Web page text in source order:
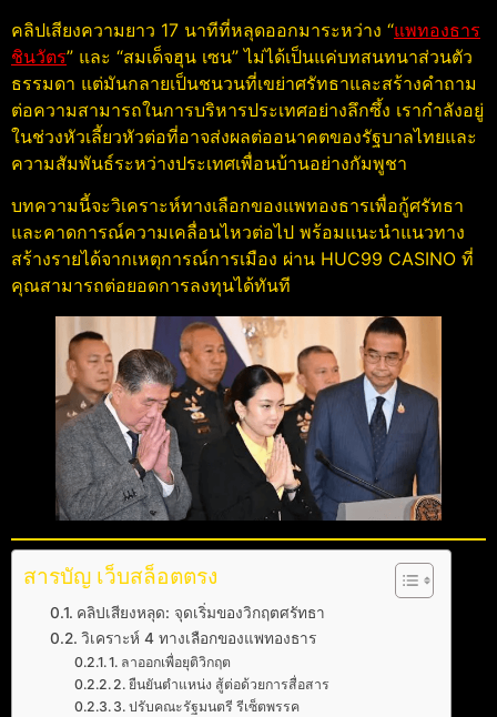
คลิปเสียงความยาว 17 นาทีที่หลุดออกมาระหว่าง “แพทองธาร
ชินวัตร” และ “สมเด็จฮุน เซน” ไม่ได้เป็นแค่บทสนทนาส่วนตัว
ธรรมดา แต่มันกลายเป็นชนวนที่เขย่าศรัทธาและสร้างคำถาม
ต่อความสามารถในการบริหารประเทศอย่างลึกซึ้ง เรากำลังอยู่
ในช่วงหัวเลี้ยวหัวต่อที่อาจส่งผลต่ออนาคตของรัฐบาลไทยและ
ความสัมพันธ์ระหว่างประเทศเพื่อนบ้านอย่างกัมพูชา
บทความนี้จะวิเคราะห์ทางเลือกของแพทองธารเพื่อกู้ศรัทธา
และคาดการณ์ความเคลื่อนไหวต่อไป พร้อมแนะนำแนวทาง
สร้างรายได้จากเหตุการณ์การเมือง ผ่าน HUC99 CASINO ที่
คุณสามารถต่อยอดการลงทุนได้ทันที
สารบัญ เว็บสล็อตตรง
คลิปเสียงหลุด: จุดเริ่มของวิกฤตศรัทธา
วิเคราะห์ 4 ทางเลือกของแพทองธาร
1. ลาออกเพื่อยุติวิกฤต
2. ยืนยันตำแหน่ง สู้ต่อด้วยการสื่อสาร
3. ปรับคณะรัฐมนตรี รีเซ็ตพรรค